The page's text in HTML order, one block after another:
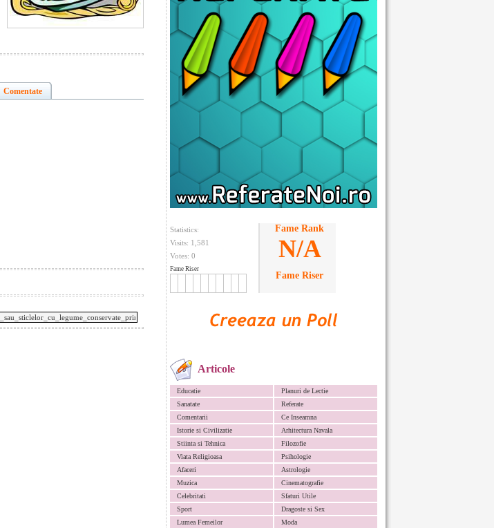
Statistics:
Visits: 1,581
Votes: 0
Fame Riser
Fame Rank
N/A
Fame Riser
Articole
Educatie
Planuri de Lectie
Sanatate
Referate
Comentarii
Ce Inseamna
Istorie si Civilizatie
Arhitectura Navala
Stiinta si Tehnica
Filozofie
Viata Religioasa
Psihologie
Afaceri
Astrologie
Muzica
Cinematografie
Celebritati
Sfaturi Utile
Sport
Dragoste si Sex
Lumea Femeilor
Moda
Comentate